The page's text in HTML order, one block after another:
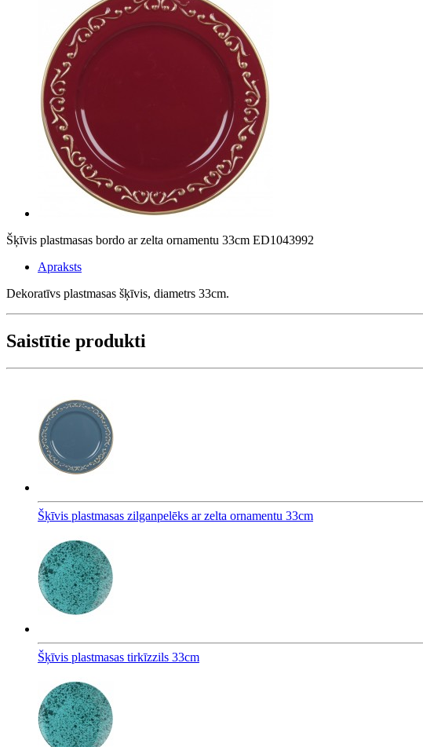
Šķīvis plastmasas bordo ar zelta ornamentu 33cm ED1043992
Apraksts
Dekoratīvs plastmasas šķīvis, diametrs 33cm.
Saistītie produkti
Šķīvis plastmasas zilganpelēks ar zelta ornamentu 33cm
Šķīvis plastmasas tirkīzzils 33cm